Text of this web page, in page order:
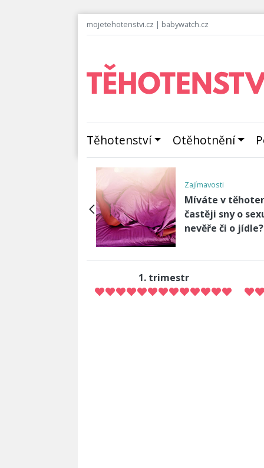
mojetehotenstvi.cz | babywatch.cz
Těhotenství Otěhotnění
Miminko
Příznaky,
léčba a prevence
dehydratace
1. trimestr